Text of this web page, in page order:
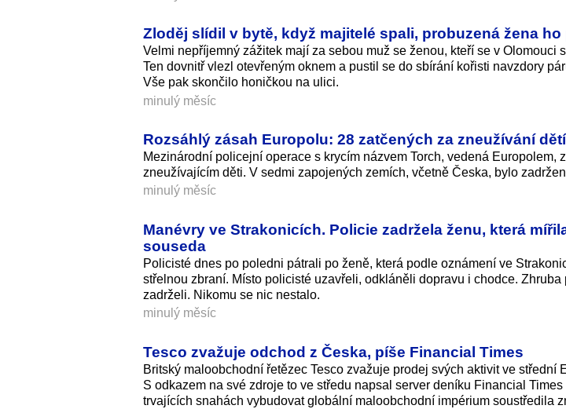
Zloděj slídil v bytě, když majitelé spali, probuzená žena
Velmi nepříjemný zážitek mají za sebou muž se ženou, kteří se v Olomouci
Ten dovnitř vlezl otevřeným oknem a pustil se do sbírání kořisti navzdory
Vše pak skončilo honičkou na ulici.
minulý měsíc
Rozsáhlý zásah Europolu: 28 zatčených za zneužívání
Mezinárodní policejní operace s krycím názvem Torch, vedená Europolem,
zneužívajícím děti. V sedmi zapojených zemích, včetně Česka, bylo
minulý měsíc
Manévry ve Strakonicích. Policie zadržela ženu, která
souseda
Policisté dnes po poledni pátrali po ženě, která podle oznámení ve
střelnou zbraní. Místo policisté uzavřeli, odkláněli dopravu i chodce.
zadrželi. Nikomu se nic nestalo.
minulý měsíc
Tesco zvažuje odchod z Česka, píše Financial Times
Britský maloobchodní řetězec Tesco zvažuje prodej svých aktivit ve střední
S odkazem na své zdroje to ve středu napsal server deníku Financial
trvajících snahách vybudovat globální maloobchodní impérium soustředila